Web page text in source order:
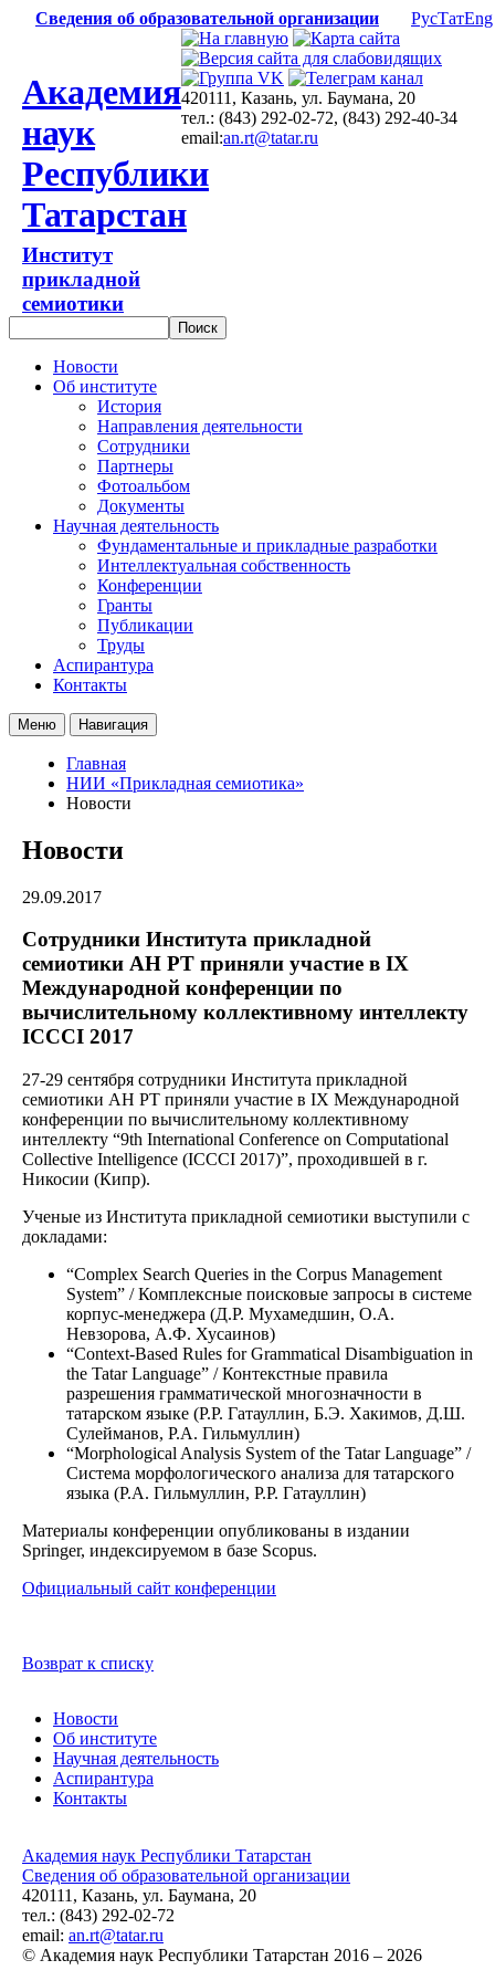
Сведения об образовательной организации РусТатEng
Академия
наук
Республики
Татарстан
Институт
прикладной
семиотики
420111, Казань, ул. Баумана, 20
тел.: (843) 292-02-72, (843) 292-40-34
email:an.rt@tatar.ru
Новости
Об институте
История
Направления деятельности
Сотрудники
Партнеры
Фотоальбом
Документы
Научная деятельность
Фундаментальные и прикладные разработки
Интеллектуальная собственность
Конференции
Гранты
Публикации
Труды
Аспирантура
Контакты
Меню Навигация
Главная
НИИ «Прикладная семиотика»
Новости
Новости
29.09.2017
Cотрудники Института прикладной
семиотики АН РТ приняли участие в IX
Международной конференции по
вычислительному коллективному интеллекту
ICCCI 2017
27-29 сентября сотрудники Института прикладной
семиотики АН РТ приняли участие в IX Международной
конференции по вычислительному коллективному
интеллекту “9th International Conference on Computational
Collective Intelligence (ICCCI 2017)”, проходившей в г.
Никосии (Кипр).
Ученые из Института прикладной семиотики выступили с
докладами:
“Complex Search Queries in the Corpus Management
System” / Комплексные поисковые запросы в системе
корпус-менеджера (Д.Р. Мухамедшин, О.А.
Невзорова, А.Ф. Хусаинов)
“Context-Based Rules for Grammatical Disambiguation in
the Tatar Language” / Контекстные правила
разрешения грамматической многозначности в
татарском языке (Р.Р. Гатауллин, Б.Э. Хакимов, Д.Ш.
Сулейманов, Р.А. Гильмуллин)
“Morphological Analysis System of the Tatar Language” /
Система морфологического анализа для татарского
языка (Р.А. Гильмуллин, Р.Р. Гатауллин)
Материалы конференции опубликованы в издании
Springer, индексируемом в базе Scopus.
Официальный сайт конференции
Возврат к списку
Новости
Об институте
Научная деятельность
Аспирантура
Контакты
Академия наук Республики Татарстан
Сведения об образовательной организации
420111, Казань, ул. Баумана, 20
тел.: (843) 292-02-72
email: an.rt@tatar.ru
© Академия наук Республики Татарстан 2016 – 2026